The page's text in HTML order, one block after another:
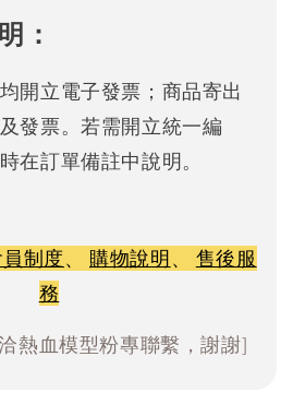
：
開立電子發票；商品寄出
發票。若需開立統一編
在訂單備註中說明。
制度、 購物說明、 售後服
務
熱血模型粉專聯繫，謝謝]